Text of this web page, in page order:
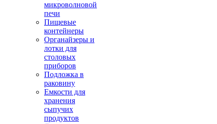
микроволновой
печи
Пищевые
контейнеры
Органайзеры и
лотки для
столовых
приборов
Подложка в
раковину
Емкости для
хранения
сыпучих
продуктов